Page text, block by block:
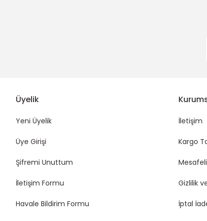
Üyelik
Yeni Üyelik
Üye Girişi
Şifremi Unuttum
İletişim Formu
Havale Bildirim Formu
İletişim
Kargo
Gizlilik
İptal